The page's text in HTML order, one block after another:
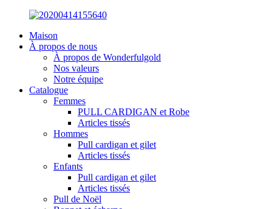
Maison
À propos de nous
À propos de Wonderfulgold
Nos valeurs
Notre équipe
Catalogue
Femmes
PULL CARDIGAN et Robe
Articles tissés
Hommes
Pull cardigan et gilet
Articles tissés
Enfants
Pull cardigan et gilet
Articles tissés
Pull de Noël